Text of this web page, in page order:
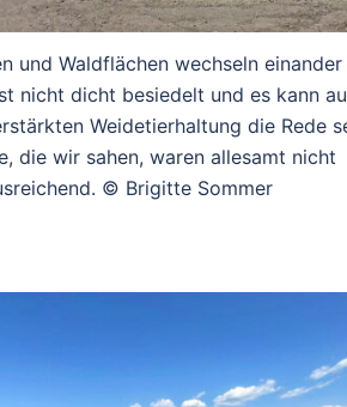
und Waldflächen wechseln einander
nicht dicht besiedelt und es kann
Weidetierhaltung die Rede
die wir sahen, waren allesamt nicht
© Brigitte Sommer